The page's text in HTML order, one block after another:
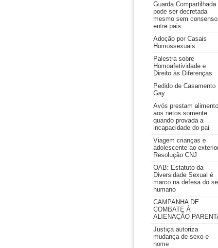
Guarda Compartilhada
pode ser decretada
mesmo sem consenso
entre pais
Adoção por Casais
Homossexuais
Palestra sobre
Homoafetividade e
Direito às Diferenças
Pedido de Casamento
Gay
Avós prestam
aos netos somente
quando provada a
incapacidade do pai
Viagem crianças e
adolescente ao
Resolução CNJ
OAB: Estatuto da
Diversidade Sexual é
marco na defesa do
humano
CAMPANHA DE
COMBATE À
ALIENAÇÃO
Justiça autoriza
mudança de sexo e
nome